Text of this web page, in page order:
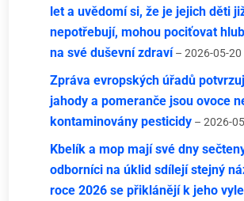
let a uvědomí si, že je jejich děti
nepotřebují, mohou pociťovat
na své duševní zdraví – 2026-05-20
Zpráva evropských úřadů
jahody a pomeranče jsou ovoce
kontaminovány pesticidy – 2026-
Kbelík a mop mají své dny
odborníci na úklid sdílejí stejný
roce 2026 se přiklánějí k jeho